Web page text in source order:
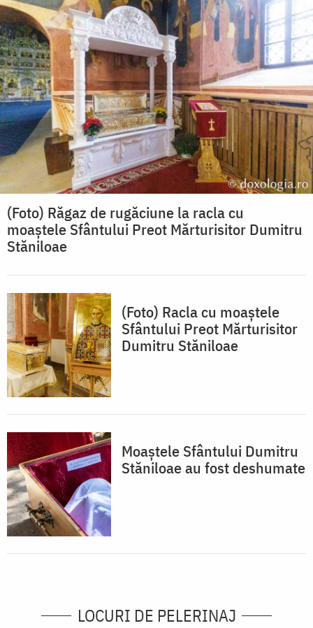
(Foto) Răgaz de rugăciune la racla cu
moaștele Sfântului Preot Mărturisitor Dumitru
Stăniloae
(Foto) Racla cu moaștele
Sfântului Preot Mărturisitor
Dumitru Stăniloae
Moaștele Sfântului Dumitru
Stăniloae au fost deshumate
LOCURI DE PELERINAJ